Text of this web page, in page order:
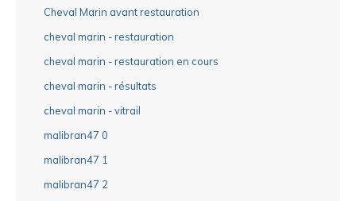
Cheval Marin avant restauration
cheval marin - restauration
cheval marin - restauration en cours
cheval marin - résultats
cheval marin - vitrail
malibran47 0
malibran47 1
malibran47 2